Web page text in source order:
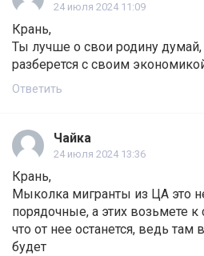
24 июля 2024 11:09
Крань,
Ты лучше о свои родину думай,
разберется с своим
Ответить
Чайка
24 июля 2024 13:36
Крань,
Мыколка мигранты из ЦА это
порядочные, а этих возьмете к
что от нее останется, ведь
будет